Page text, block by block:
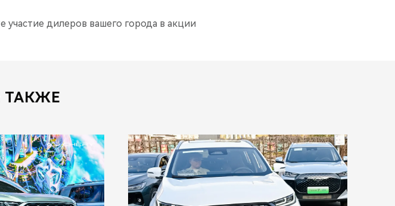
участие дилеров вашего города в акции
ТАКЖЕ